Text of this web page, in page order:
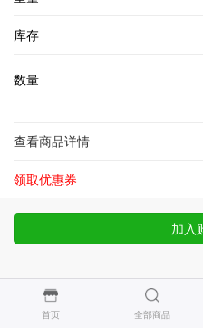
库存
数量
查看商品详情
领取优惠券
加入
首页 全部商品